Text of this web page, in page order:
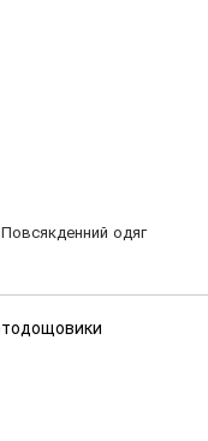
Повсякденний одяг